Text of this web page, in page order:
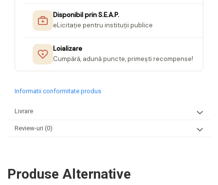
Disponibil prin S.E.A.P.
eLicitație pentru instituții publice
Loializare
Cumpără, adună puncte, primești recompense!
Informatii conformitate produs
Livrare
Review-uri (0)
Produse Alternative